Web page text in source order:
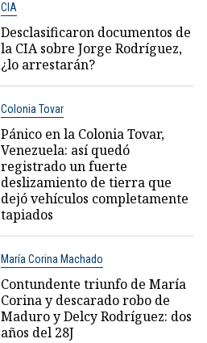
CIA
Desclasificaron documentos de
la CIA sobre Jorge Rodríguez,
¿lo arrestarán?
Colonia Tovar
Pánico en la Colonia Tovar,
Venezuela: así quedó
registrado un fuerte
deslizamiento de tierra que
dejó vehículos completamente
tapiados
María Corina Machado
Contundente triunfo de María
Corina y descarado robo de
Maduro y Delcy Rodríguez: dos
años del 28J